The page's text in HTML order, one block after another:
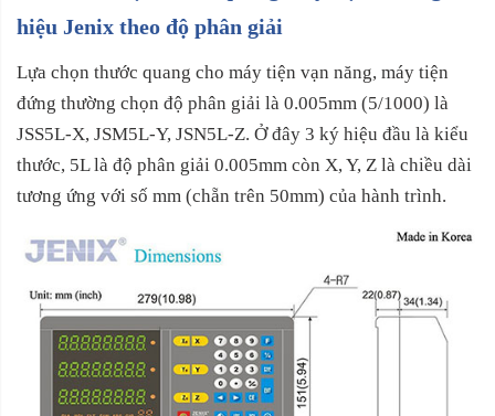
hiệu Jenix theo độ phân giải
Lựa chọn thước quang cho máy tiện vạn năng, máy tiện
đứng thường chọn độ phân giải là 0.005mm (5/1000) là
JSS5L-X, JSM5L-Y, JSN5L-Z. Ở đây 3 ký hiệu đầu là kiểu
thước, 5L là độ phân giải 0.005mm còn X, Y, Z là chiều dài
tương ứng với số mm (chẵn trên 50mm) của hành trình.